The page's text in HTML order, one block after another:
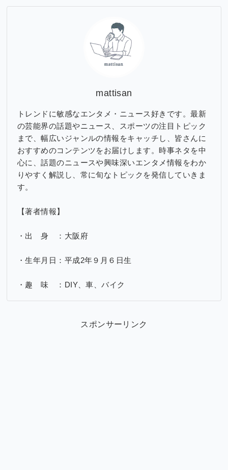
mattisan
トレンドに敏感なエンタメ・ニュース好きです。最新
の芸能界の話題やニュース、スポーツの注目トピック
まで、幅広いジャンルの情報をキャッチし、皆さんに
おすすめのコンテンツをお届けします。時事ネタを中
心に、話題のニュースや興味深いエンタメ情報をわか
りやすく解説し、常に旬なトピックを発信していきま
す。
【著者情報】
・出 身 ：大阪府
・生年月日：平成2年９月６日生
・趣 味 ：DIY、車、バイク
スポンサーリンク